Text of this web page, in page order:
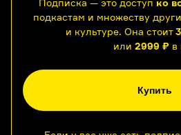
Подписка — это доступ ко
подкастам и множеству
и культуре. Она стоит
или 2999 ₽в
Купить